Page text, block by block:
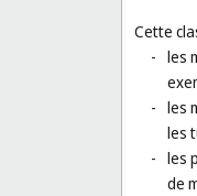
Cette
- les
- les
les
- les
de